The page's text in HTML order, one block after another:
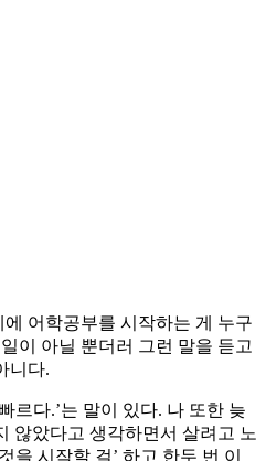
어학공부를 시작하는 게 누구
이 아닐 뿐더러 그런 말을 듣고
니다.
르다.’는 말이 있다. 나 또한 늦
않았다고 생각하면서 살려고 노
을 시작할 걸’ 하고 한두 번 이